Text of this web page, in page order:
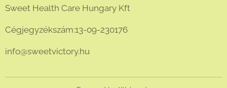
Sweet Health Care Hungary Kft
Cégjegyzékszám:13-09-230176
info@sweetvictory.hu